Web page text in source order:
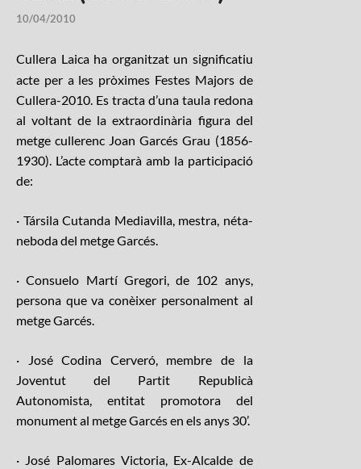
10/04/2010
Cullera Laica ha organitzat un significatiu
acte per a les pròximes Festes Majors de
Cullera-2010. Es tracta d’una taula redona
al voltant de la extraordinària figura del
metge cullerenc Joan Garcés Grau (1856-
1930). L’acte comptarà amb la participació
de:
· Társila Cutanda Mediavilla, mestra, néta-
neboda del metge Garcés.
· Consuelo Martí Gregori, de 102 anys,
persona que va conèixer personalment al
metge Garcés.
· José Codina Cerveró, membre de la
Joventut del Partit Republicà
Autonomista, entitat promotora del
monument al metge Garcés en els anys 30’.
· José Palomares Victoria, Ex-Alcalde de